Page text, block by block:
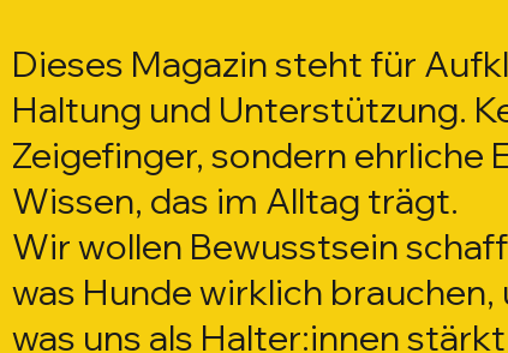
Dieses Magazin steht für
Haltung und Unterstützung.
Zeigefinger, sondern ehrliche
Wissen, das im Alltag trägt.
Wir wollen Bewusstsein
was Hunde wirklich brauchen,
was uns als Halter:innen